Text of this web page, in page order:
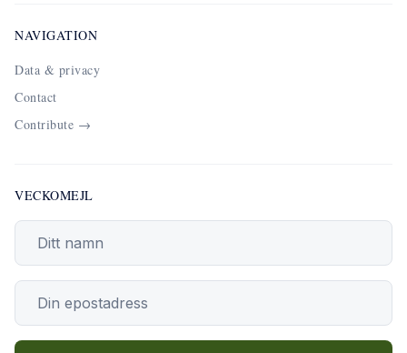
NAVIGATION
Data & privacy
Contact
Contribute →
VECKOMEJL